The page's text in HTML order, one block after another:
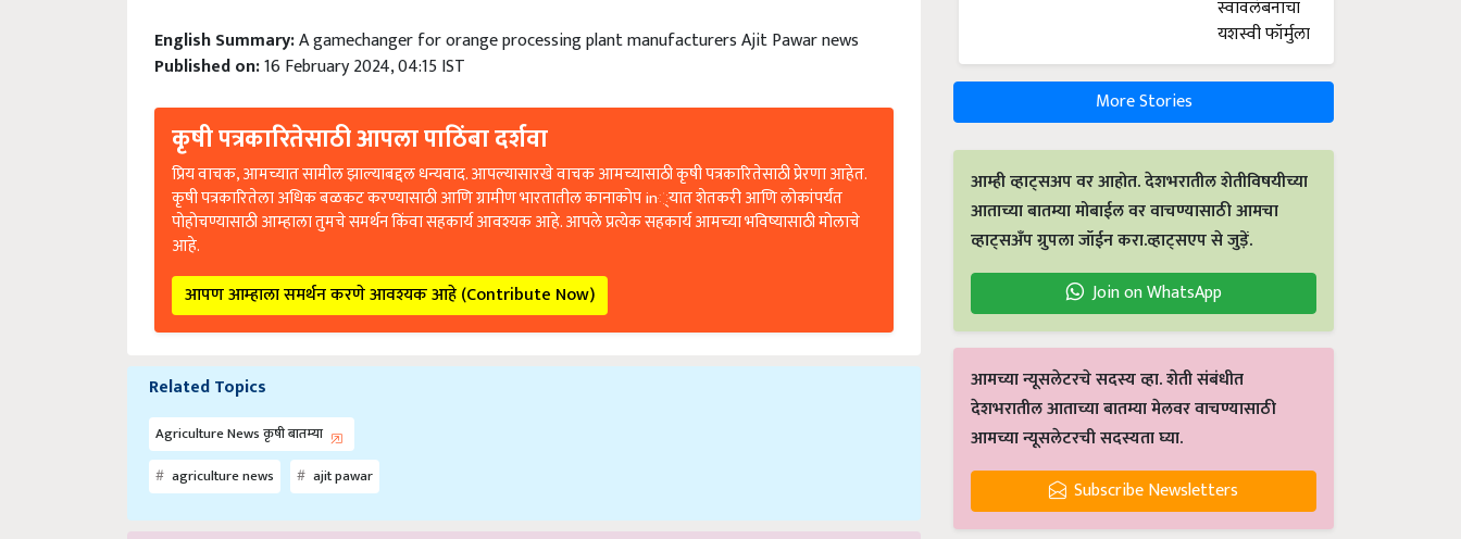
English Summary:A gamechanger for orange processing plant manufacturers Ajit Pawar news
Published on:16 February 2024, 04:15 IST
कृषी पत्रकारितेसाठी आपला पाठिंबा दर्शवा
प्रिय वाचक, आमच्यात सामील झाल्याबद्दल धन्यवाद. आपल्यासारखे वाचक आमच्यासाठी कृषी पत्रकारितेसाठी प्रेरणा आहेत.
कृषी पत्रकारितेला अधिक बळकट करण्यासाठी आणि ग्रामीण भारतातील कानाकोप in्यात शेतकरी आणि लोकांपर्यंत
पोहोचण्यासाठी आम्हाला तुमचे समर्थन किंवा सहकार्य आवश्यक आहे. आपले प्रत्येक सहकार्य आमच्या भविष्यासाठी मोलाचे
आहे.
आपण आम्हाला समर्थन करणे आवश्यक आहे (Contribute Now)
Related Topics
Agriculture News कृषी बातम्या
agriculture news
ajit pawar
More Stories
आम्ही व्हाट्सअप वर आहोत. देशभरातील शेतीविषयीच्या
आताच्या बातम्या मोबाईल वर वाचण्यासाठी आमचा
व्हाट्सअँप ग्रुपला जॉईन करा.व्हाट्सएप से जुड़ें.
Join on WhatsApp
आमच्या न्यूसलेटरचे सदस्य व्हा. शेती संबंधीत
देशभरातील आताच्या बातम्या मेलवर वाचण्यासाठी
आमच्या न्यूसलेटरची सदस्यता घ्या.
Subscribe Newsletters